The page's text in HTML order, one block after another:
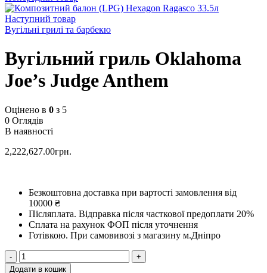
Наступний товар
Вугільні грилі та барбекю
Вугільний гриль Oklahoma
Joe’s Judge Anthem
Оцінено в 0 з 5
0 Оглядів
В наявності
2,222,627.00грн.
Безкоштовна доставка при вартості замовлення від
10000 ₴
Післяплата. Відправка після часткової предоплати 20%
Сплата на рахунок ФОП після уточнення
Готівкою. При самовивозі з магазину м.Дніпро
Вугільний
гриль
Додати в кошик